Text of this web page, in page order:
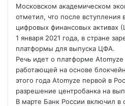
Московском академическом
отметил, что после вступления
цифровых финансовых активах
1 января 2021 года, в стране
платформы для выпуска ЦФА.
Речь идет о платформе
работающей на основе
этого года Atomyze первой в
разрешение центробанка на
В марте Банк России включил в